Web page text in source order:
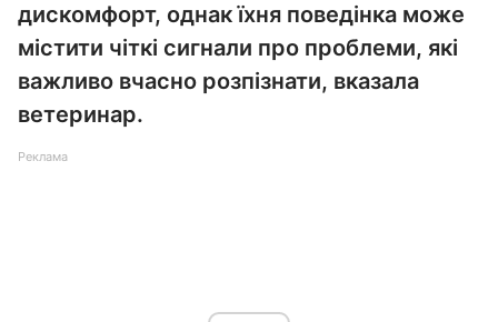
дискомфорт, однак їхня поведінка може
містити чіткі сигнали про проблеми, які
важливо вчасно розпізнати, вказала
ветеринар.
Реклама